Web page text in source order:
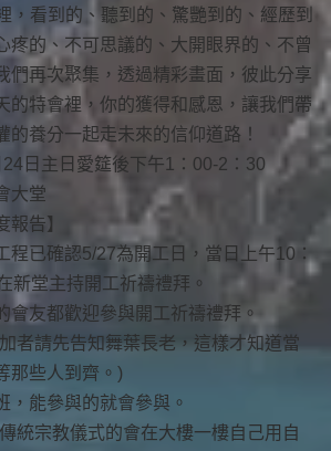
，看到的、聽到的、驚艷到的、經歷到
疼的、不可思議的、大開眼界的、不曾
們再次聚集，透過精彩畫面，彼此分享
的特會裡，你的獲得和感恩，讓我們帶
的養分一起走未來的信仰道路！
24日主日愛筵後下午1：00-2：30
大堂
報告】
程已確認5/27為開工日，當日上午10：
新堂主持開工祈禱禮拜。
會友都歡迎參與開工祈禱禮拜。
者請先告知舞葉長老，這樣才知道當
那些人到齊。)
，能參與的就會參與。
統宗教儀式的會在大樓一樓自己用自